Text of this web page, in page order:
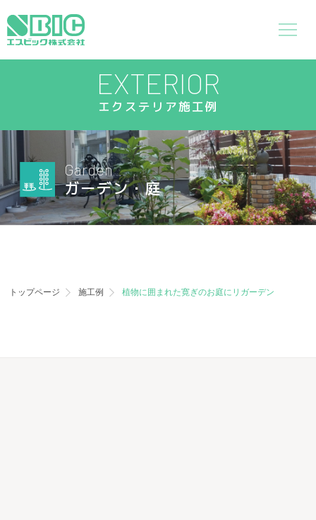
EXTERIOR
エクステリア施工例
Garden
ガーデン・庭
トップページ 施工例 植物に囲まれた寛ぎのお庭にリガーデン